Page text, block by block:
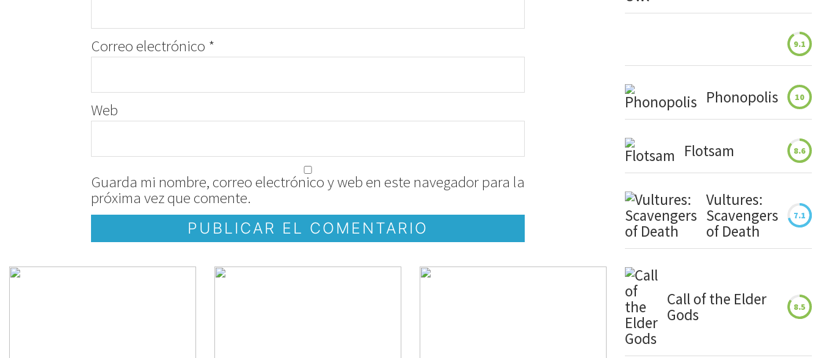
Correo electrónico *
Web
Guarda mi nombre, correo electrónico y web en este navegador para la
próxima vez que comente.
9.1
Phonopolis 10
Flotsam 8.6
Vultures:
Scavengers
of Death
7.1
Call of the Elder
Gods
8.5